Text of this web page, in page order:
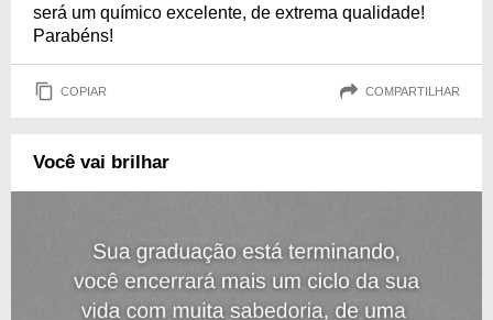
será um químico excelente, de extrema qualidade!
Parabéns!
COPIAR COMPARTILHAR
Você vai brilhar